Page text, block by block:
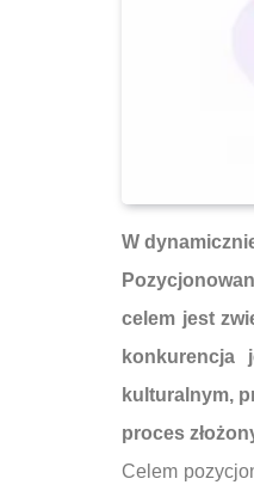
W
celem jest
konkurencja
kulturalnym,
proces
Celem